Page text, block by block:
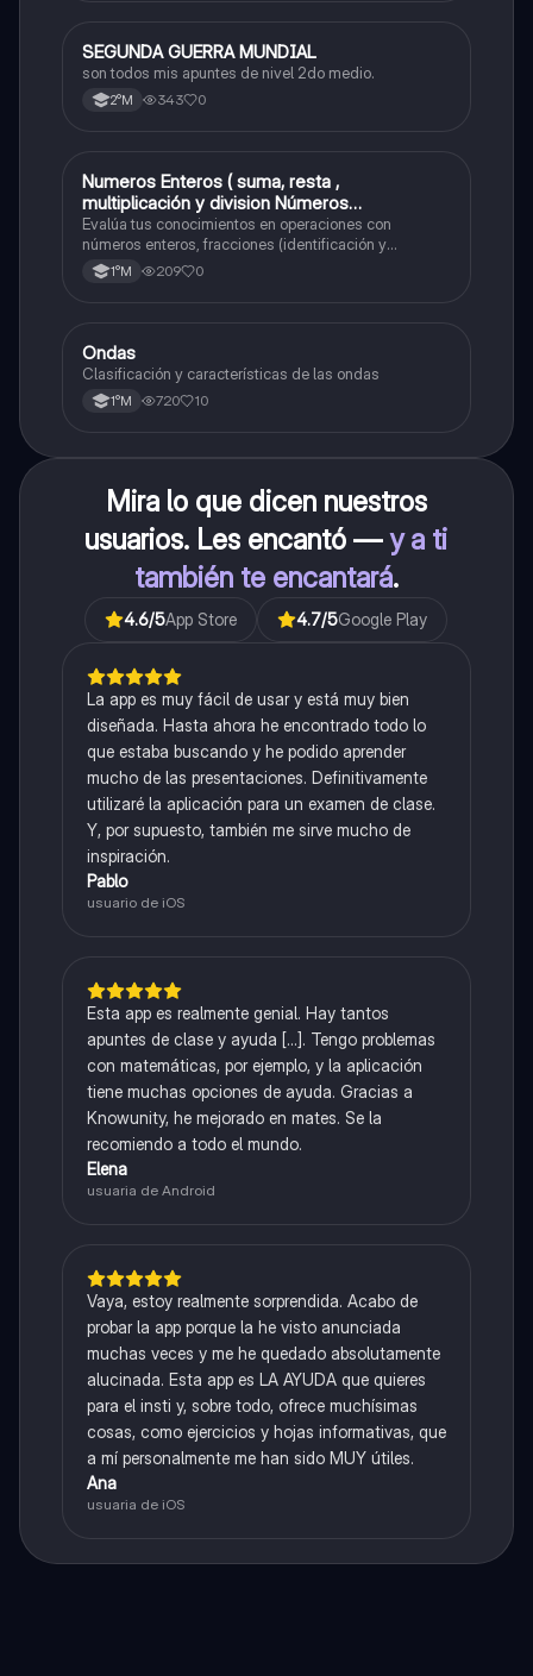
Historia
SEGUNDA GUERRA MUNDIAL
son todos mis apuntes de nivel 2do medio.
2°M 343 0
Matemáticas
Numeros Enteros ( suma, resta ,
multiplicación y division Números
Fraccionarios si es Propia o Impropia o mixto
( suma , resta , multiplicación y división)
Porcentaje ( fracción, porcentual y decimal).
Evalúa tus conocimientos en operaciones con
números enteros, fracciones (identificación y
operaciones) y conversiones de porcentajes (fracción,
decimal y viceversa).
1°M 209 0
Física
Ondas
Clasificación y características de las ondas
1°M 720 10
Mira lo que dicen nuestros
usuarios. Les encantó —y a ti
también te encantará.
4.6/5App Store 4.7/5Google Play
La app es muy fácil de usar y está muy bien
diseñada. Hasta ahora he encontrado todo lo
que estaba buscando y he podido aprender
mucho de las presentaciones. Definitivamente
utilizaré la aplicación para un examen de clase.
Y, por supuesto, también me sirve mucho de
inspiración.
Pablo
usuario de iOS
Esta app es realmente genial. Hay tantos
apuntes de clase y ayuda [...]. Tengo problemas
con matemáticas, por ejemplo, y la aplicación
tiene muchas opciones de ayuda. Gracias a
Knowunity, he mejorado en mates. Se la
recomiendo a todo el mundo.
Elena
usuaria de Android
Vaya, estoy realmente sorprendida. Acabo de
probar la app porque la he visto anunciada
muchas veces y me he quedado absolutamente
alucinada. Esta app es LA AYUDA que quieres
para el insti y, sobre todo, ofrece muchísimas
cosas, como ejercicios y hojas informativas, que
a mí personalmente me han sido MUY útiles.
Ana
usuaria de iOS